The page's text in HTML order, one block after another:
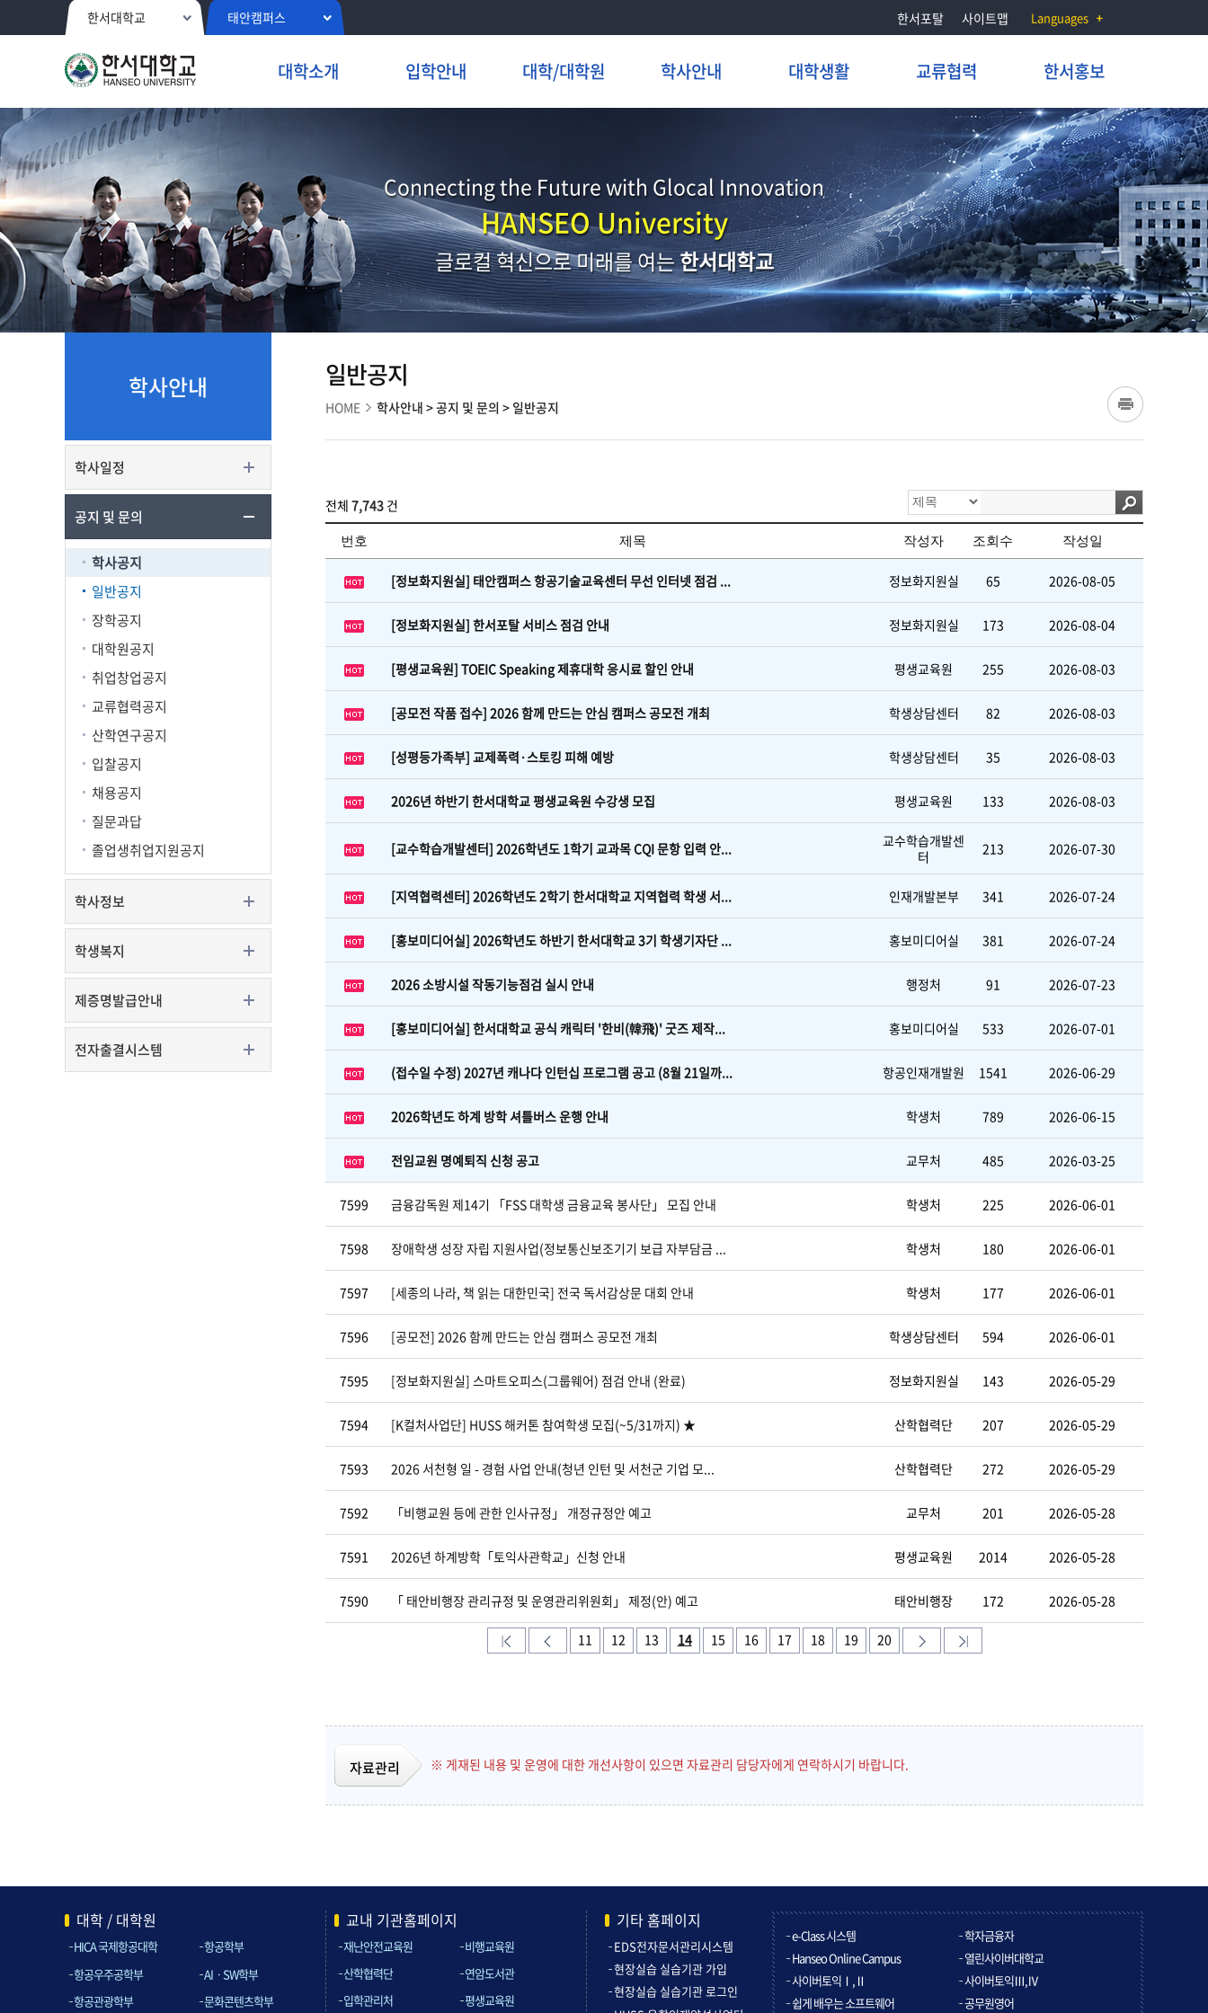
한서대학교 태안캠퍼스 한서포탈 사이트맵 Languages
대학소개 입학안내 대학/대학원 학사안내 대학생활 교류협력 한서홍보
Connecting the Future with Glocal Innovation
HANSEO University
글로컬 혁신으로 미래를 여는한서대학교
학사안내
학사일정
공지 및 문의
학사공지
일반공지
장학공지
대학원공지
취업창업공지
교류협력공지
산학연구공지
입찰공지
채용공지
질문과답
졸업생취업지원공지
학사정보
학생복지
제증명발급안내
전자출결시스템
일반공지
HOME 학사안내 >공지 및 문의 > 일반공지
전체 7,743 건
번호 제목 작성자 조회수 작성일
[정보화지원실] 태안캠퍼스 항공기술교육센터 무선 인터넷 점검 ... 정보화지원실 65 2026-08-05
[정보화지원실] 한서포탈 서비스 점검 안내 정보화지원실 173 2026-08-04
[평생교육원] TOEIC Speaking 제휴대학 응시료 할인 안내 평생교육원 255 2026-08-03
[공모전 작품 접수] 2026 함께 만드는 안심 캠퍼스 공모전 개최 학생상담센터 82 2026-08-03
[성평등가족부] 교제폭력·스토킹 피해 예방 학생상담센터 35 2026-08-03
2026년 하반기 한서대학교 평생교육원 수강생 모집 평생교육원 133 2026-08-03
[교수학습개발센터] 2026학년도 1학기 교과목 CQI 문항 입력 안...
교수학습개발센
터
213 2026-07-30
[지역협력센터] 2026학년도 2학기 한서대학교 지역협력 학생 서... 인재개발본부 341 2026-07-24
[홍보미디어실] 2026학년도 하반기 한서대학교 3기 학생기자단 ... 홍보미디어실 381 2026-07-24
2026 소방시설 작동기능점검 실시 안내 행정처 91 2026-07-23
[홍보미디어실] 한서대학교 공식 캐릭터 '한비(韓飛)' 굿즈 제작... 홍보미디어실 533 2026-07-01
(접수일 수정) 2027년 캐나다 인턴십 프로그램 공고 (8월 21일까... 항공인재개발원 1541 2026-06-29
2026학년도 하계 방학 셔틀버스 운행 안내 학생처 789 2026-06-15
전임교원 명예퇴직 신청 공고 교무처 485 2026-03-25
7599 금융감독원 제14기 「FSS 대학생 금융교육 봉사단」 모집 안내 학생처 225 2026-06-01
7598 장애학생 성장 자립 지원사업(정보통신보조기기 보급 자부담금 ... 학생처 180 2026-06-01
7597 [세종의 나라, 책 읽는 대한민국] 전국 독서감상문 대회 안내 학생처 177 2026-06-01
7596 [공모전] 2026 함께 만드는 안심 캠퍼스 공모전 개최 학생상담센터 594 2026-06-01
7595 [정보화지원실] 스마트오피스(그룹웨어) 점검 안내 (완료) 정보화지원실 143 2026-05-29
7594 [K컬처사업단] HUSS 해커톤 참여학생 모집(~5/31까지) ★ 산학협력단 207 2026-05-29
7593 2026 서천형 일 - 경험 사업 안내(청년 인턴 및 서천군 기업 모... 산학협력단 272 2026-05-29
7592 「비행교원 등에 관한 인사규정」 개정규정안 예고 교무처 201 2026-05-28
7591 2026년 하계방학「토익사관학교」신청 안내 평생교육원 2014 2026-05-28
7590 「 태안비행장 관리규정 및 운영관리위원회」 제정(안) 예고 태안비행장 172 2026-05-28
11 12 13 14 15 16 17 18 19 20
자료관리 ※ 게재된 내용 및 운영에 대한 개선사항이 있으면 자료관리 담당자에게 연락하시기 바랍니다.
대학 / 대학원
HICA 국제항공대학
항공학부
항공우주공학부
AIㆍSW학부
항공관광학부
문화콘텐츠학부
교내 기관홈페이지
재난안전교육원
비행교육원
산학협력단
연암도서관
입학관리처
평생교육원
기타 홈페이지
EDS전자문서관리시스템
현장실습 실습기관 가입
현장실습 실습기관 로그인
e-Class 시스템
학자금융자
Hanseo Online Campus
열린사이버대학교
사이버토익Ⅰ,Ⅱ
사이버토익Ⅲ,Ⅳ
쉽게 배우는 소프트웨어
공무원영어